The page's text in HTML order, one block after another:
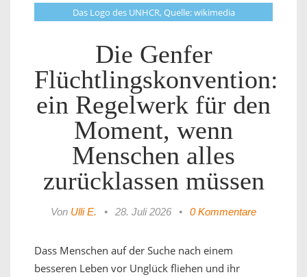
Das Logo des UNHCR, Quelle: wikimedia
Die Genfer
Flüchtlingskonvention:
ein Regelwerk für den
Moment, wenn
Menschen alles
zurücklassen müssen
Von Ulli E. • 28. Juli 2026 • 0 Kommentare
Dass Menschen auf der Suche nach einem
besseren Leben vor Unglück fliehen und ihr